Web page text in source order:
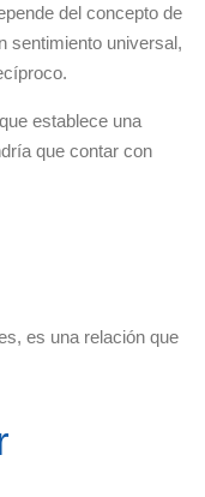
del concepto de
sentimiento universal,
establece una
que contar con
es una relación que